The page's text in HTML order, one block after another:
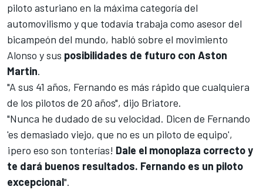
piloto asturiano en la máxima categoría del
automovilismo y que todavía trabaja como asesor del
bicampeón del mundo, habló sobre el movimiento
Alonso y sus posibilidades de futuro con Aston
Martin.
"A sus 41 años, Fernando es más rápido que cualquiera
de los pilotos de 20 años", dijo Briatore.
"Nunca he dudado de su velocidad. Dicen de Fernando
'es demasiado viejo, que no es un piloto de equipo',
¡pero eso son tonterías! Dale el monoplaza correcto y
te dará buenos resultados. Fernando es un piloto
excepcional".